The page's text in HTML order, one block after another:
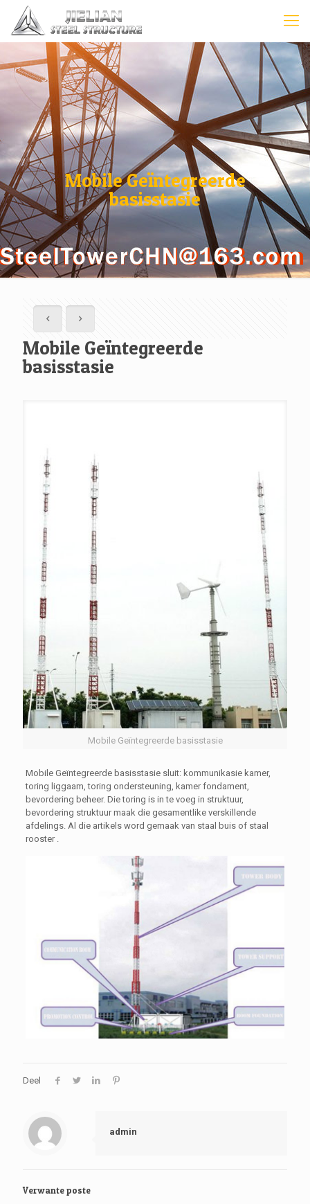
Mobile Geïntegreerde
basisstasie
Mobile Geïntegreerde
basisstasie
Mobile Geïntegreerde basisstasie
Mobile Geïntegreerde basisstasie sluit: kommunikasie kamer,
toring liggaam, toring ondersteuning, kamer fondament,
bevordering beheer. Die toring is in te voeg in struktuur,
bevordering struktuur maak die gesamentlike verskillende
afdelings. Al die artikels word gemaak van staal buis of staal
rooster .
Deel
admin
Verwante poste